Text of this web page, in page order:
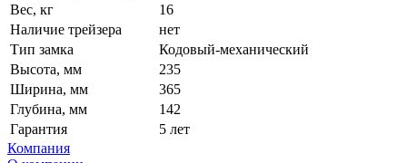
Вес, кг
16
Наличие трейзера
нет
Тип замка
Кодовый-механический
Высота, мм
235
Ширина, мм
365
Глубина, мм
142
Гарантия
5 лет
Компания